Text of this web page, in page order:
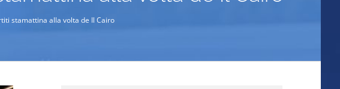
stamattina alla volta de Il Cairo